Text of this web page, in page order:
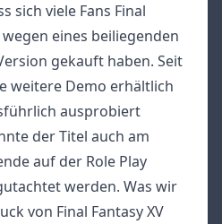
sich viele Fans Final
eines beiliegenden
gekauft haben. Seit
weitere Demo erhältlich
ausprobiert
der Titel auch am
auf der Role Play
werden. Was wir
von Final Fantasy XV